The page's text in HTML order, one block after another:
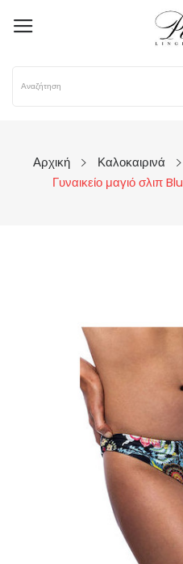
Αρχική Καλοκαιρινά
Γυναικείο μαγιό σλιπ